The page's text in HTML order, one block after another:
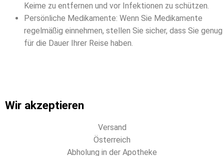
Keime zu entfernen und vor Infektionen zu schützen.
Persönliche Medikamente: Wenn Sie Medikamente
regelmäßig einnehmen, stellen Sie sicher, dass Sie genug
für die Dauer Ihrer Reise haben.
Wir akzeptieren
Versand
Österreich
Abholung in der Apotheke